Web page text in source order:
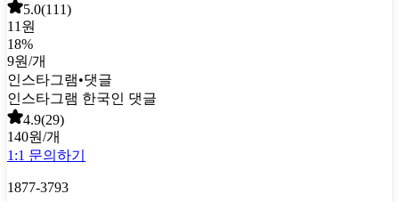
5.0(111)
11원
18%
9원/개
인스타그램•댓글
인스타그램 한국인 댓글
4.9(29)
140원/개
1:1 문의하기
1877-3793